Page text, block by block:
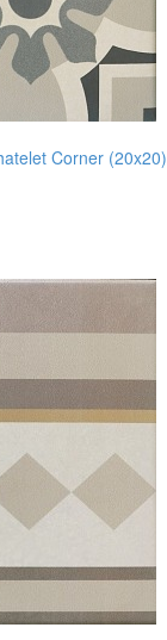
Corner (20x20)